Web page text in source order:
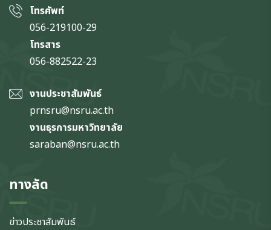
โทรศัพท์
056-219100-29
โทรสาร
056-882522-23
งานประชาสัมพันธ์
prnsru@nsru.ac.th
งานธุรการมหาวิทยาลัย
saraban@nsru.ac.th
ทางลัด
ข่าวประชาสัมพันธ์